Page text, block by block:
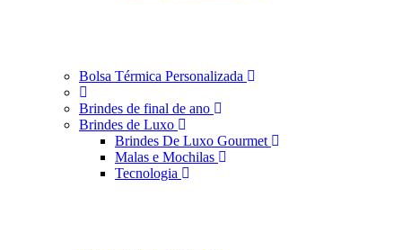
Bolsa Térmica Personalizada
Brindes de final de ano
Brindes de Luxo
Brindes De Luxo Gourmet
Malas e Mochilas
Tecnologia